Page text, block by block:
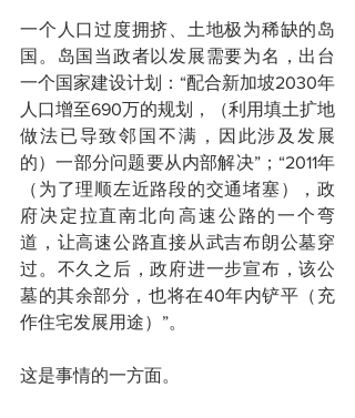
一个人口过度拥挤、土地极为稀缺的岛
国。岛国当政者以发展需要为名，出台
一个国家建设计划：“配合新加坡2030年
人口增至690万的规划，（利用填土扩地
做法已导致邻国不满，因此涉及发展
的）一部分问题要从内部解决”；“2011年
（为了理顺左近路段的交通堵塞），政
府决定拉直南北向高速公路的一个弯
道，让高速公路直接从武吉布朗公墓穿
过。不久之后，政府进一步宣布，该公
墓的其余部分，也将在40年内铲平（充
作住宅发展用途）”。
这是事情的一方面。